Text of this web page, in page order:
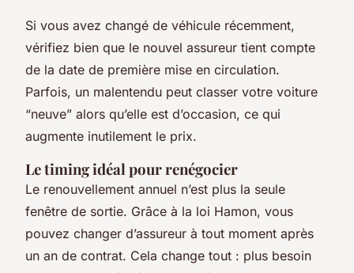
Si vous avez changé de véhicule récemment,
vérifiez bien que le nouvel assureur tient compte
de la date de première mise en circulation.
Parfois, un malentendu peut classer votre voiture
“neuve” alors qu’elle est d’occasion, ce qui
augmente inutilement le prix.
Le timing idéal pour renégocier
Le renouvellement annuel n’est plus la seule
fenêtre de sortie. Grâce à la loi Hamon, vous
pouvez changer d’assureur à tout moment après
un an de contrat. Cela change tout : plus besoin